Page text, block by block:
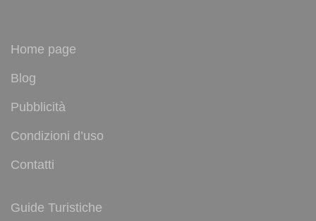
Home page
Blog
Pubblicità
Condizioni d’uso
Contatti
Guide Turistiche